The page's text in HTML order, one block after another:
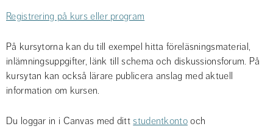
Registrering på kurs eller program
På kursytorna kan du till exempel hitta föreläsningsmaterial,
inlämningsuppgifter, länk till schema och diskussionsforum. På
kursytan kan också lärare publicera anslag med aktuell
information om kursen.
Du loggar in i Canvas med ditt studentkonto